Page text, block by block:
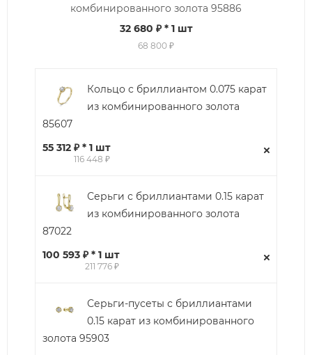
комбинированного золота 95886
32 680 ₽ * 1 шт
68 800 ₽
Кольцо с бриллиантом 0.075 карат
из комбинированного золота
85607
55 312 ₽ * 1 шт
116 448 ₽
Серьги с бриллиантами 0.15 карат
из комбинированного золота
87022
100 593 ₽ * 1 шт
211 776 ₽
Серьги-пусеты с бриллиантами
0.15 карат из комбинированного
золота 95903